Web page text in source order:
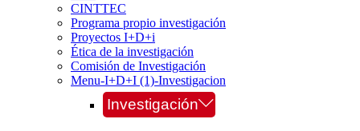
CINTTEC
Programa propio investigación
Proyectos I+D+i
Ética de la investigación
Comisión de Investigación
Menu-I+D+I (1)-Investigacion
Investigación